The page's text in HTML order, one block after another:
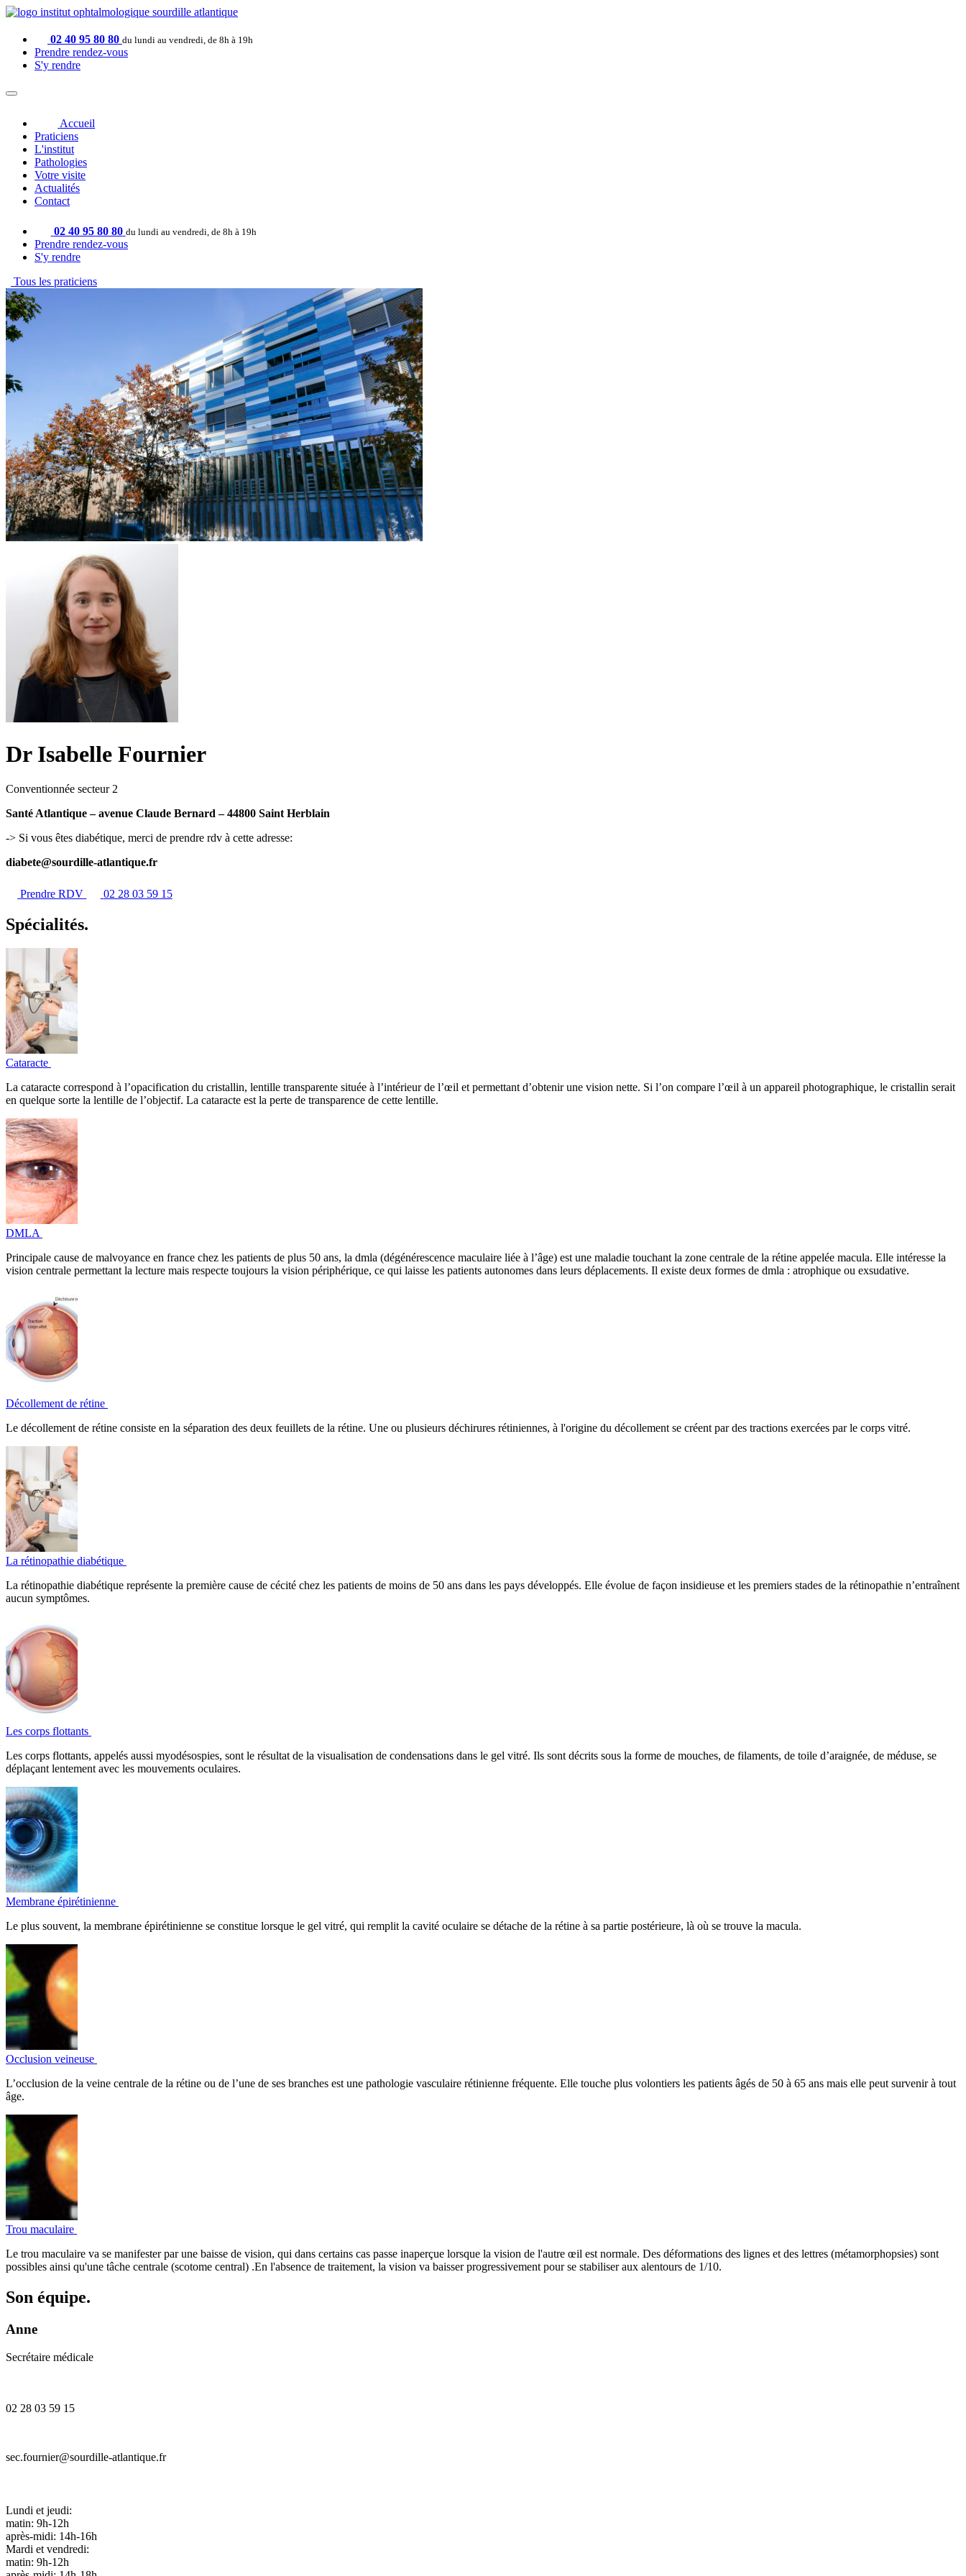
02 40 95 80 80 du lundi au vendredi, de 8h à 19h
Prendre rendez-vous
S'y rendre
Accueil
Praticiens
L'institut
Pathologies
Votre visite
Actualités
Contact
02 40 95 80 80 du lundi au vendredi, de 8h à 19h
Prendre rendez-vous
S'y rendre
Tous les praticiens
Dr Isabelle Fournier
Conventionnée secteur 2
Santé Atlantique – avenue Claude Bernard – 44800 Saint Herblain
-> Si vous êtes diabétique, merci de prendre rdv à cette adresse:
diabete@sourdille-atlantique.fr
Prendre RDV 02 28 03 59 15
Spécialités.
Cataracte
La cataracte correspond à l’opacification du cristallin, lentille transparente située à l’intérieur de l’œil et permettant d’obtenir une vision nette. Si l’on compare l’œil à un appareil photographique, le cristallin serait
en quelque sorte la lentille de l’objectif. La cataracte est la perte de transparence de cette lentille.
DMLA
Principale cause de malvoyance en france chez les patients de plus 50 ans, la dmla (dégénérescence maculaire liée à l’âge) est une maladie touchant la zone centrale de la rétine appelée macula. Elle intéresse la
vision centrale permettant la lecture mais respecte toujours la vision périphérique, ce qui laisse les patients autonomes dans leurs déplacements. Il existe deux formes de dmla : atrophique ou exsudative.
Décollement de rétine
Le décollement de rétine consiste en la séparation des deux feuillets de la rétine. Une ou plusieurs déchirures rétiniennes, à l'origine du décollement se créent par des tractions exercées par le corps vitré.
La rétinopathie diabétique
La rétinopathie diabétique représente la première cause de cécité chez les patients de moins de 50 ans dans les pays développés. Elle évolue de façon insidieuse et les premiers stades de la rétinopathie n’entraînent
aucun symptômes.
Les corps flottants
Les corps flottants, appelés aussi myodésospies, sont le résultat de la visualisation de condensations dans le gel vitré. Ils sont décrits sous la forme de mouches, de filaments, de toile d’araignée, de méduse, se
déplaçant lentement avec les mouvements oculaires.
Membrane épirétinienne
Le plus souvent, la membrane épirétinienne se constitue lorsque le gel vitré, qui remplit la cavité oculaire se détache de la rétine à sa partie postérieure, là où se trouve la macula.
Occlusion veineuse
L’occlusion de la veine centrale de la rétine ou de l’une de ses branches est une pathologie vasculaire rétinienne fréquente. Elle touche plus volontiers les patients âgés de 50 à 65 ans mais elle peut survenir à tout
âge.
Trou maculaire
Le trou maculaire va se manifester par une baisse de vision, qui dans certains cas passe inaperçue lorsque la vision de l'autre œil est normale. Des déformations des lignes et des lettres (métamorphopsies) sont
possibles ainsi qu'une tâche centrale (scotome central) .En l'absence de traitement, la vision va baisser progressivement pour se stabiliser aux alentours de 1/10.
Son équipe.
Anne
Secrétaire médicale
02 28 03 59 15
sec.fournier@sourdille-atlantique.fr
Lundi et jeudi:
matin: 9h-12h
après-midi: 14h-16h
Mardi et vendredi:
matin: 9h-12h